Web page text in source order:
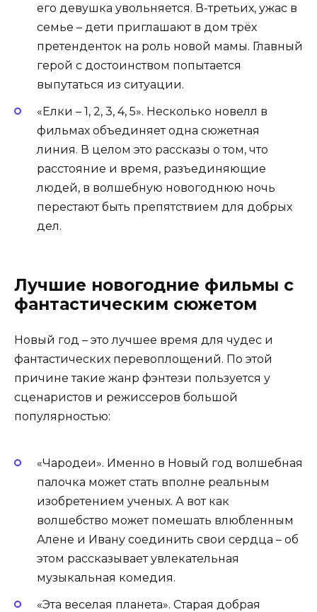
его девушка увольняется. В-третьих, ужас в
семье – дети приглашают в дом трёх
претенденток на роль новой мамы. Главный
герой с достоинством попытается
выпутаться из ситуации.
«Елки – 1, 2, 3, 4, 5». Несколько новелл в
фильмах объединяет одна сюжетная
линия. В целом это рассказы о том, что
расстояние и время, разъединяющие
людей, в волшебную новогоднюю ночь
перестают быть препятствием для добрых
дел.
Лучшие новогодние фильмы с
фантастическим сюжетом
Новый год – это лучшее время для чудес и
фантастических перевоплощений. По этой
причине такие жанр фэнтези пользуется у
сценаристов и режиссеров большой
популярностью:
«Чародеи». Именно в Новый год волшебная
палочка может стать вполне реальным
изобретением ученых. А вот как
волшебство может помешать влюбленным
Алене и Ивану соединить свои сердца – об
этом рассказывает увлекательная
музыкальная комедия.
«Эта веселая планета». Старая добрая